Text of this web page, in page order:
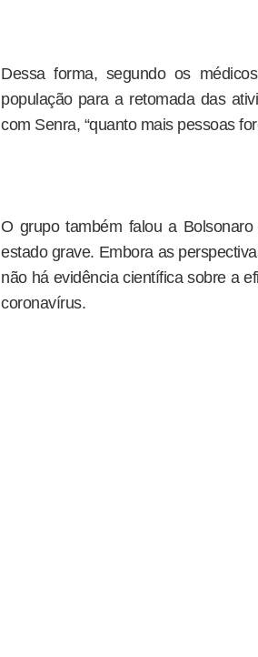
Dessa forma, segundo os
população para a retomada das
com Senra, “quanto mais pessoas
O grupo também falou a
estado grave. Embora as
não há evidência científica sobre a
coronavírus.